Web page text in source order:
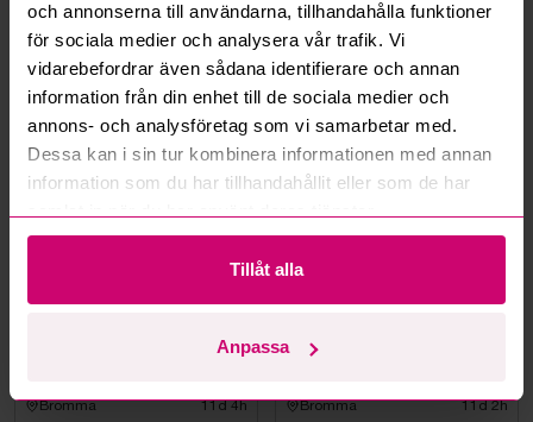
och annonserna till användarna, tillhandahålla funktioner
för sociala medier och analysera vår trafik. Vi
vidarebefordrar även sådana identifierare och annan
information från din enhet till de sociala medier och
annons- och analysföretag som vi samarbetar med.
Dessa kan i sin tur kombinera informationen med annan
information som du har tillhandahållit eller som de har
Tillåt alla
Anpassa
Kan ni frakta mina vunna objekt?
Läs fler frågor och svar
Mer från samma kategori
Bromma 11d 4h Bromma 11d 2h